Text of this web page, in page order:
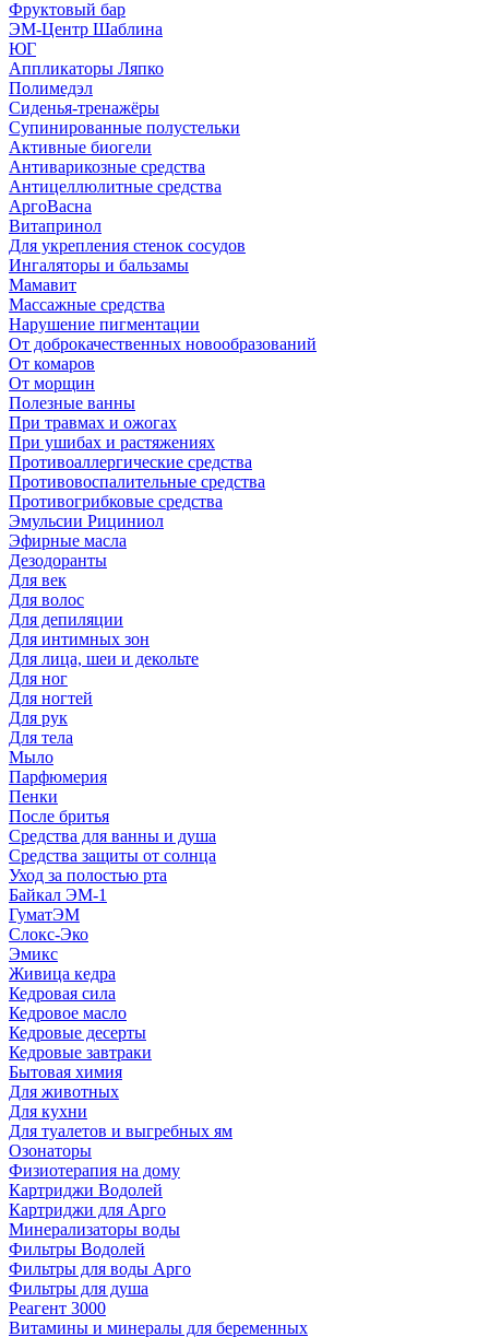
Фруктовый бар
ЭМ-Центр Шаблина
ЮГ
Аппликаторы Ляпко
Полимедэл
Сиденья-тренажёры
Супинированные полустельки
Активные биогели
Антиварикозные средства
Антицеллюлитные средства
АргоВасна
Витапринол
Для укрепления стенок сосудов
Ингаляторы и бальзамы
Мамавит
Массажные средства
Нарушение пигментации
От доброкачественных новообразований
От комаров
От морщин
Полезные ванны
При травмах и ожогах
При ушибах и растяжениях
Противоаллергические средства
Противовоспалительные средства
Противогрибковые средства
Эмульсии Рициниол
Эфирные масла
Дезодоранты
Для век
Для волос
Для депиляции
Для интимных зон
Для лица, шеи и декольте
Для ног
Для ногтей
Для рук
Для тела
Мыло
Парфюмерия
Пенки
После бритья
Средства для ванны и душа
Средства защиты от солнца
Уход за полостью рта
Байкал ЭМ-1
ГуматЭМ
Слокс-Эко
Эмикс
Живица кедра
Кедровая сила
Кедровое масло
Кедровые десерты
Кедровые завтраки
Бытовая химия
Для животных
Для кухни
Для туалетов и выгребных ям
Озонаторы
Физиотерапия на дому
Картриджи Водолей
Картриджи для Арго
Минерализаторы воды
Фильтры Водолей
Фильтры для воды Арго
Фильтры для душа
Реагент 3000
Витамины и минералы для беременных